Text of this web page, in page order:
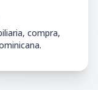
compra,